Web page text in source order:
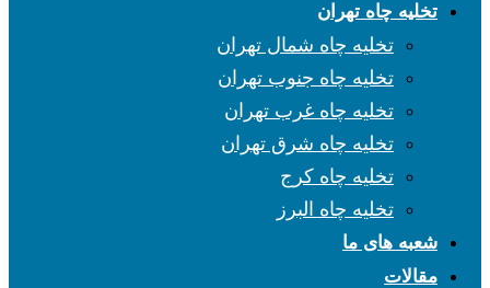
تخلیه چاه تهران
تخلیه چاه شمال تهران
تخلیه چاه جنوب تهران
تخلیه چاه غرب تهران
تخلیه چاه شرق تهران
تخلیه چاه کرج
تخلیه چاه البرز
شعبه های ما
مقالات